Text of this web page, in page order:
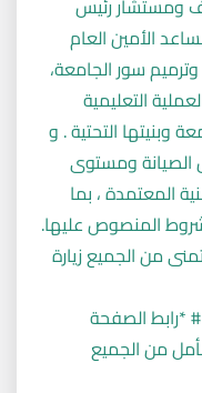
ومستشار رئيس
الأمين العام
سور الجامعة،
التعليمية
وبنيتها التحتية . و
الصيانة ومستوى
المعتمدة ، بما
المنصوص عليها.
من الجميع زيارة
https://www.ibbuniv.edu.ye/news # *رابط الصفحة
من الجميع